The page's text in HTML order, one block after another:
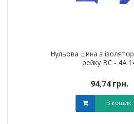
Нульова шина з
рейку ВС - 4А
94,74 грн.
В кошик